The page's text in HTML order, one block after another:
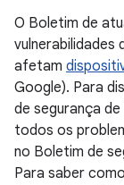
O Boletim de
vulnerabilidades
afetam
Google). Para
de segurança
todos os
no Boletim de
Para saber